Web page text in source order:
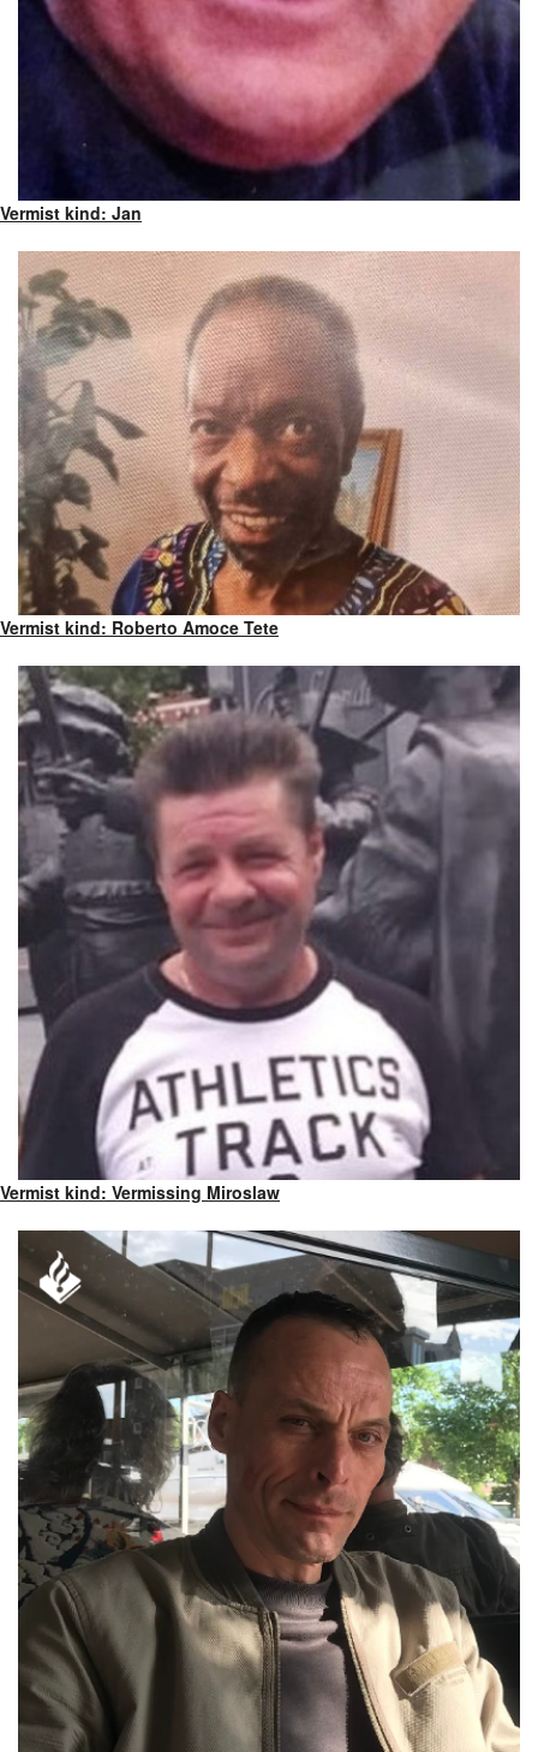
Vermist kind: Jan
Vermist kind: Roberto Amoce Tete
Vermist kind: Vermissing Miroslaw